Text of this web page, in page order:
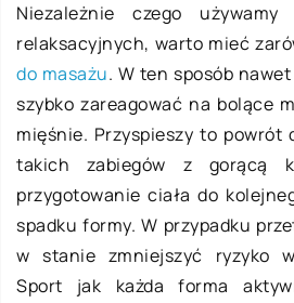
Niezależnie czego
relaksacyjnych, warto mieć
do masażu. W ten sposób
szybko zareagować na bolące
mięśnie. Przyspieszy to powrót
takich zabiegów z gorącą
przygotowanie ciała do
spadku formy. W przypadku
w stanie zmniejszyć ryzyko
Sport jak każda forma